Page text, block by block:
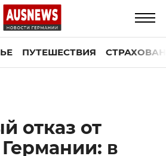
ПУТЕШЕСТВИЯ
отказ от
в